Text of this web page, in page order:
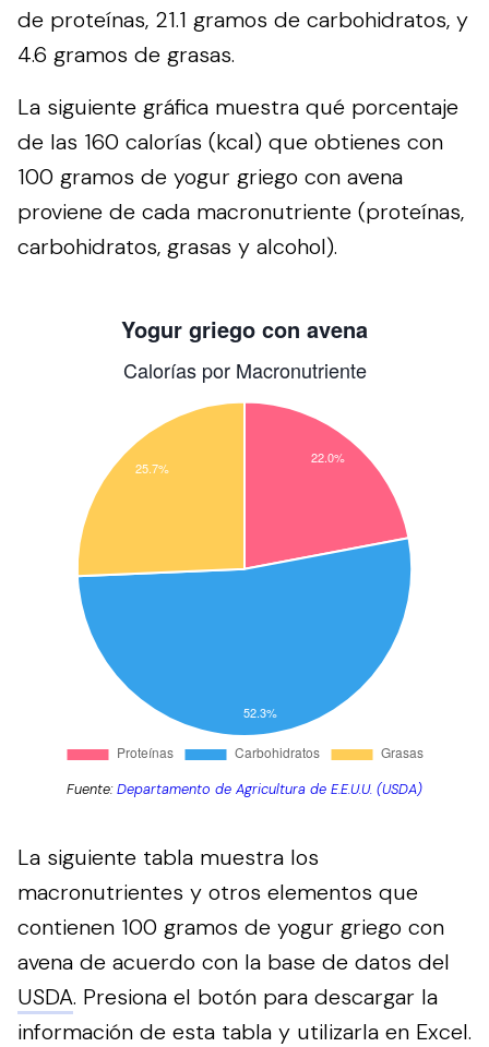
de proteínas, 21.1 gramos de carbohidratos, y
4.6 gramos de grasas.
La siguiente gráfica muestra qué porcentaje
de las 160 calorías (kcal) que obtienes con
100 gramos de yogur griego con avena
proviene de cada macronutriente (proteínas,
carbohidratos, grasas y alcohol).
Fuente:Departamento de Agricultura de E.E.U.U. (USDA)
La siguiente tabla muestra los
macronutrientes y otros elementos que
contienen 100 gramos de yogur griego con
avena de acuerdo con la base de datos del
USDA. Presiona el botón para descargar la
información de esta tabla y utilizarla en Excel.